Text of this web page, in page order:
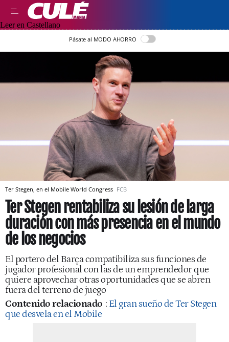
Leer en Castellano
Pásate al MODO AHORRO
Ter Stegen, en el Mobile World Congress FCB
Ter Stegen rentabiliza su lesión de larga
duración con más presencia en el mundo
de los negocios
El portero del Barça compatibiliza sus funciones de
jugador profesional con las de un emprendedor que
quiere aprovechar otras oportunidades que se abren
fuera del terreno de juego
Contenido relacionado : El gran sueño de Ter Stegen
que desvela en el Mobile